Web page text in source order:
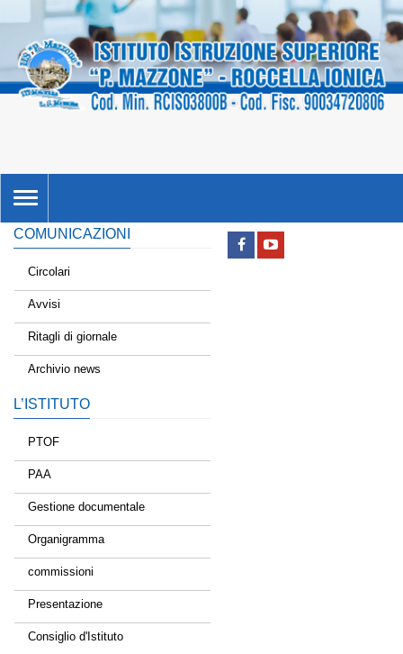
TOGGLE
NAVIGATION
COMUNICAZIONI
Circolari
Avvisi
Ritagli di giornale
Archivio news
L’ISTITUTO
PTOF
PAA
Gestione documentale
Organigramma
commissioni
Presentazione
Consiglio d'Istituto